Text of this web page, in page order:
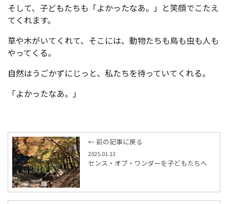
そして、子どもたちも「よかったなあ。」と笑顔でこたえ
てくれます。
草や木がいてくれて、そこには、動物たちも鳥も虫も人も
やってくる。
自然はうごかずにじっと、私たちを待っていてくれる。
「よかったなあ。」
← 前の記事に戻る
2025.01.13
センス・オブ・ワンダーを子どもたちへ